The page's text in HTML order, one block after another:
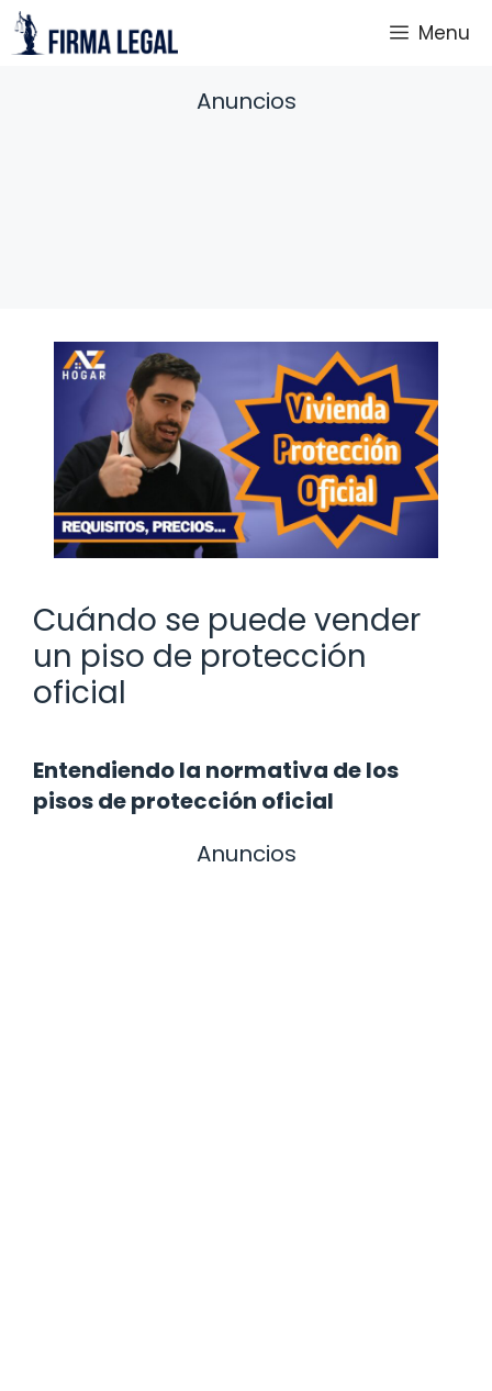
Saltar
al
Menu
Anuncios
Cuándo se puede vender
un piso de protección
oficial
Entendiendo la normativa de los
pisos de protección oficial
Anuncios